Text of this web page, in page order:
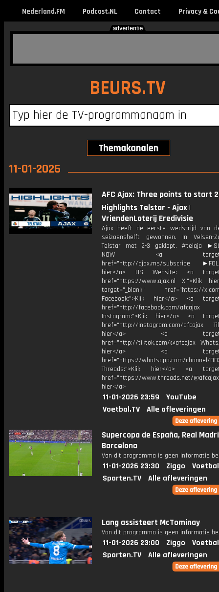
Nederland.FM Podcast.NL Contact Privacy &
BEURS.TV
11-01-2026
AFC Ajax: Three points to start
Highlights Telstar - Ajax |
VriendenLoterij Eredivisie
Ajax heeft de eerste wedstrijd van
seizoenshelft gewonnen. In Velsen-
Telstar met 2-3 geklopt. #telaja
NOW <a
href="http://ajax.ms/subscribe
hier</a> US Website: <a
href="https://www.ajax.nl X:">Klik
target="_blank" href="https://x.com/
Facebook:">Klik hier</a> <a
href="http://facebook.com/afcajax
Instagram:">Klik hier</a> <a
href="http://instagram.com/afcajax
hier</a> <a
href="http://tiktok.com/@afcajax
hier</a> <a
href="https://whatsapp.com/channel/
Threads:">Klik hier</a> <a
href="https://www.threads.net/
hier</a>
11-01-2026 23:59
YouTube
Voetbal.TV
Alle afleveringen
Supercopa de España, Real
Barcelona
Van dit programma is geen informatie
11-01-2026 23:30 Ziggo
Sporten.TV
Alle afleveringen
Lang assisteert McTominay
Van dit programma is geen informatie
11-01-2026 23:00 Ziggo
Sporten.TV
Alle afleveringen